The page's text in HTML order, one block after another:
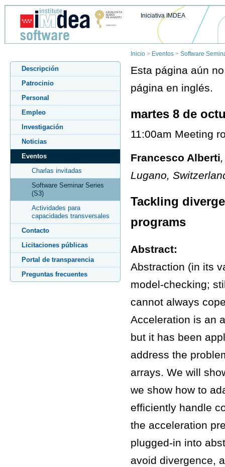
Iniciativa IMDEA
Inicio > Eventos > Software
Descripción
Patrocinio
Personal
Empleo
Investigación
Noticias
Eventos
Charlas invitadas
Software Seminar Series
(S3)
Actividades para
capacidades transversales
Contacto
Licitaciones públicas
Portal de transparencia
Preguntas frecuentes
Esta página aún
página en inglés.
martes 8 de
11:00am Meeting
Francesco Alberti
Lugano,
Tackling
programs
Abstract:
Abstraction (in its
model-checking;
cannot always
Acceleration is an
but it has been
address the
arrays. We will
we show how to
efficiently handle
the acceleration
plugged-in into
avoid divergence,